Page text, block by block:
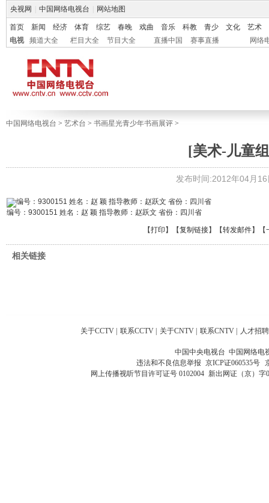
央视网 中国网络电视台 网站地图
首页 新闻 经济 体育 综艺 春晚 戏曲 音乐 科教 青少 文化
艺术
电视
频道大全 栏目大全 节目大全 直播中国 赛事直播 网络
中国网络电视台 > 艺术台 > 书画星光青少年书画展评 >
[美术-儿童
发布时间:2012年04月
编号：9300151 姓名：赵 颖 指导教师：赵跃文 省份：四川省
【打印 】【复制链接】【转发邮件】
相关链接
关于CCTV 联系CCTV 关于CNTV 联系CNTV 人才招聘
中国中央电视台 中国网络电
违法和不良信息举报 京ICP证060535号
网上传播视听节目许可证号 0102004 新出网证（京）